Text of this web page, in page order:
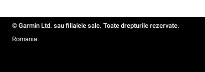
© Garmin Ltd. sau filialele sale. Toate drepturile rezervate.
Romania